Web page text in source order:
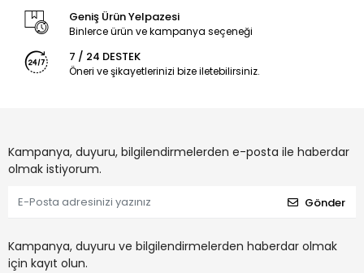
Geniş Ürün Yelpazesi
Binlerce ürün ve kampanya seçeneği
7 / 24 DESTEK
Öneri ve şikayetlerinizi bize iletebilirsiniz.
Kampanya, duyuru, bilgilendirmelerden e-posta ile haberdar
olmak istiyorum.
Gönder
Kampanya, duyuru ve bilgilendirmelerden haberdar olmak
için kayıt olun.